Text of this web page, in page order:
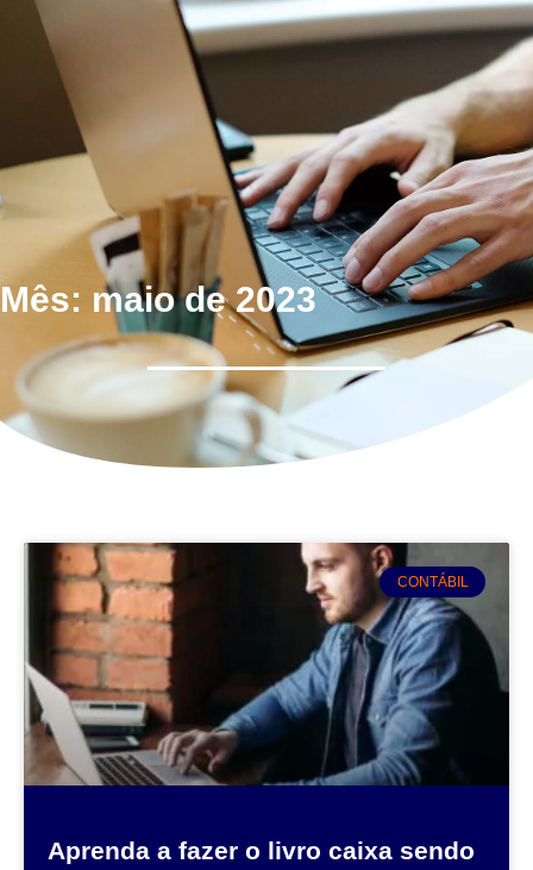
Mês: maio de 2023
CONTÁBIL
Aprenda a fazer o livro caixa sendo